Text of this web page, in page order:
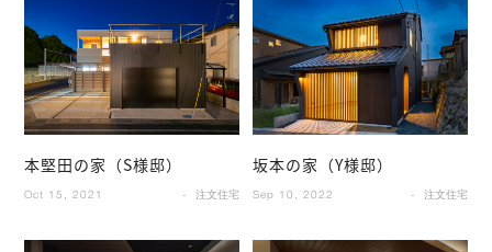
本堅田の家（S様邸）
Oct 15, 2021 注文住宅
坂本の家（Y様邸）
Sep 10, 2022 注文住宅